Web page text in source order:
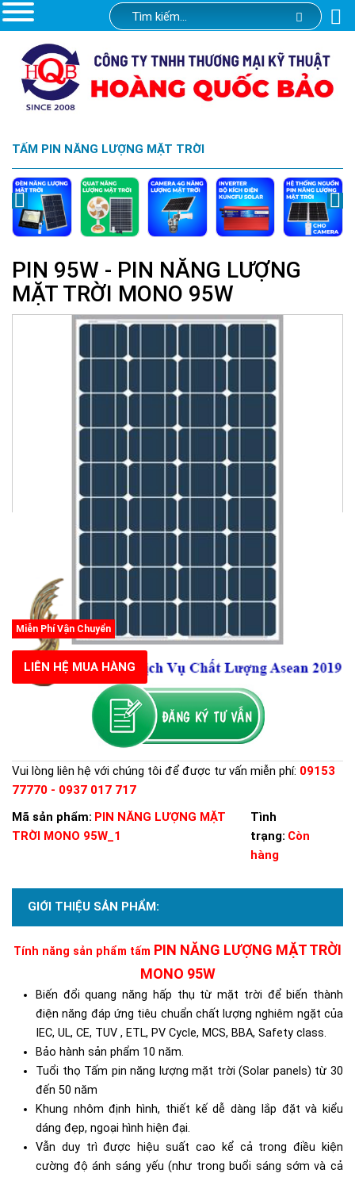
TẤM PIN NĂNG LƯỢNG MẶT TRỜI
PIN 95W - PIN NĂNG LƯỢNG
MẶT TRỜI MONO 95W
Miễn Phí Vận Chuyển
LIÊN HỆ MUA HÀNG
Vui lòng liên hệ với chúng tôi để được tư vấn miễn phí: 09153
77770 - 0937 017 717
Mã sản phẩm: PIN NĂNG LƯỢNG MẶT
TRỜI MONO 95W_1
Tình
trạng: Còn
hàng
GIỚI THIỆU SẢN PHẨM:
Tính năng sản phẩm tấm PIN NĂNG LƯỢNG MẶT TRỜI
MONO 95W
Biến đổi quang năng hấp thụ từ mặt trời để biến thành
điện năng đáp ứng tiêu chuẩn chất lượng nghiêm ngặt của
IEC, UL, CE, TUV , ETL, PV Cycle, MCS, BBA, Safety class.
Bảo hành sản phẩm 10 năm.
Tuổi thọ Tấm pin năng lượng mặt trời (Solar panels) từ 30
đến 50 năm
Khung nhôm định hình, thiết kế dễ dàng lắp đặt và kiểu
dáng đẹp, ngoại hình hiện đại.
Vẫn duy trì được hiệu suất cao kể cả trong điều kiện
cường độ ánh sáng yếu (như trong buổi sáng sớm và cả